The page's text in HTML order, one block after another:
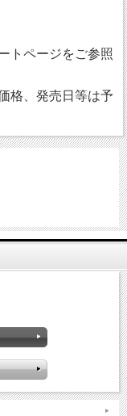
トページをご参照
格、発売日等は予